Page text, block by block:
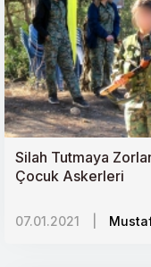
Silah Tutmaya
Çocuk Askerleri
07.01.2021